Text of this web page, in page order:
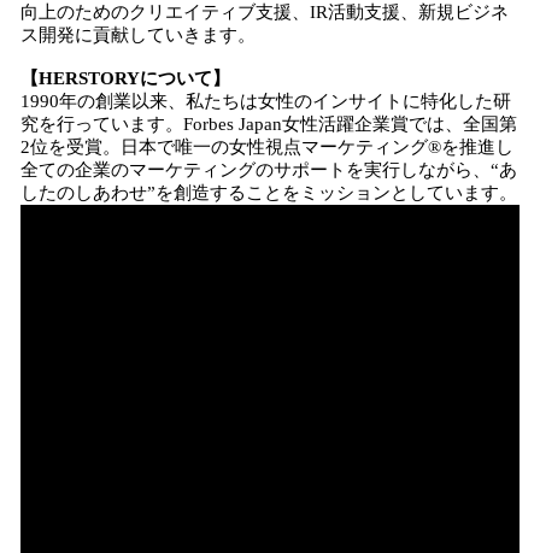
向上のためのクリエイティブ支援、IR活動支援、新規ビジネ
ス開発に貢献していきます。
【HERSTORYについて】
1990年の創業以来、私たちは女性のインサイトに特化した研
究を行っています。Forbes Japan⼥性活躍企業賞では、全国第
2位を受賞。⽇本で唯⼀の⼥性視点マーケティング®を推進し
全ての企業のマーケティングのサポートを実⾏しながら、“あ
したのしあわせ”を創造することをミッションとしています。